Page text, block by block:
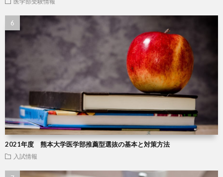
2021年度 熊本大学医学部推薦型選抜の基本と対策方法
入試情報